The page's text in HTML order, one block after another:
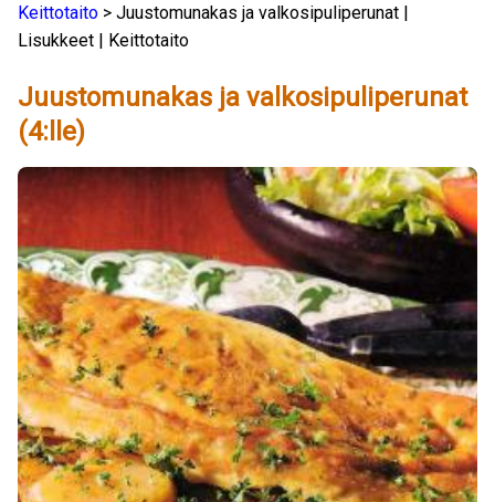
Keittotaito > Juustomunakas ja valkosipuliperunat |
Lisukkeet | Keittotaito
Juustomunakas ja valkosipuliperunat
(4:lle)